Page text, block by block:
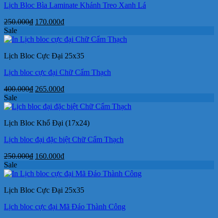
Lịch Bloc Bìa Laminate Khánh Treo Xanh Lá
250.000₫ Giá
là:
170.000₫Giá
tại
170.000₫.
Sale
Lịch Bloc Cực Đại 25x35
Lịch bloc cực đại Chữ Cẩm Thạch
400.000₫ Giá
là:
265.000₫Giá
tại
265.000₫.
Sale
Lịch Bloc Khổ Đại (17x24)
Lịch bloc đại đặc biệt Chữ Cẩm Thạch
250.000₫ Giá
là:
160.000₫Giá
tại
160.000₫.
Sale
Lịch Bloc Cực Đại 25x35
Lịch bloc cực đại Mã Đáo Thành Công